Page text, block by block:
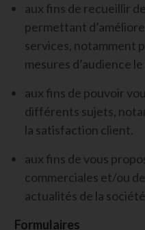
aux fins de recueillir
permettant
services, notamment
mesures d’audience
aux fins de pouvoir
différents sujets,
la satisfaction client.
aux fins de vous
commerciales et/ou
actualités de la
Formulaires